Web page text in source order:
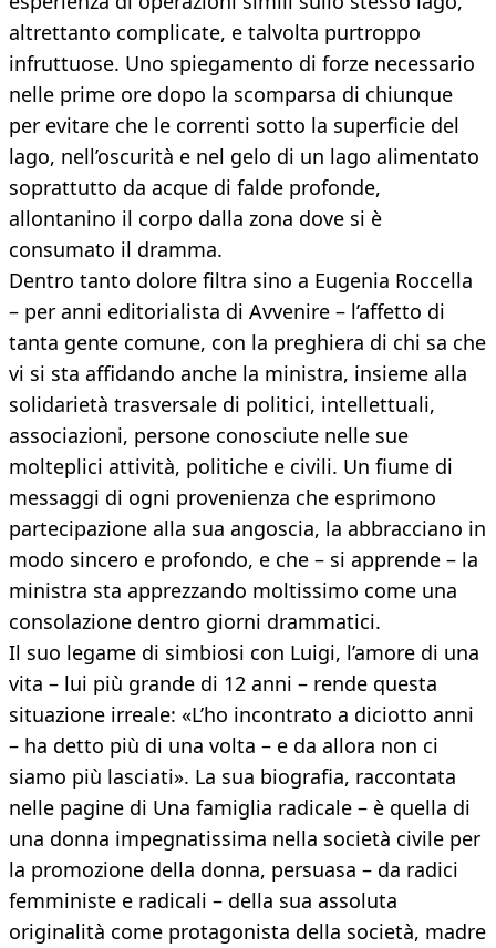
altrettanto complicate, e talvolta purtroppo
infruttuose. Uno spiegamento di forze necessario
nelle prime ore dopo la scomparsa di chiunque
per evitare che le correnti sotto la superficie del
lago, nell’oscurità e nel gelo di un lago alimentato
soprattutto da acque di falde profonde,
allontanino il corpo dalla zona dove si è
consumato il dramma.
Dentro tanto dolore filtra sino a Eugenia Roccella
– per anni editorialista di Avvenire – l’affetto di
tanta gente comune, con la preghiera di chi sa che
vi si sta affidando anche la ministra, insieme alla
solidarietà trasversale di politici, intellettuali,
associazioni, persone conosciute nelle sue
molteplici attività, politiche e civili. Un fiume di
messaggi di ogni provenienza che esprimono
partecipazione alla sua angoscia, la abbracciano in
modo sincero e profondo, e che – si apprende – la
ministra sta apprezzando moltissimo come una
consolazione dentro giorni drammatici.
Il suo legame di simbiosi con Luigi, l’amore di una
vita – lui più grande di 12 anni – rende questa
situazione irreale: «L’ho incontrato a diciotto anni
– ha detto più di una volta – e da allora non ci
siamo più lasciati». La sua biografia, raccontata
nelle pagine di Una famiglia radicale – è quella di
una donna impegnatissima nella società civile per
la promozione della donna, persuasa – da radici
femministe e radicali – della sua assoluta
originalità come protagonista della società, madre